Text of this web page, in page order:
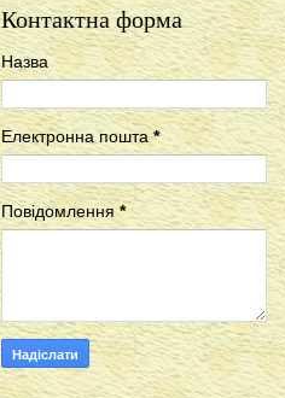
Контактна форма
Назва
Електронна пошта*
Повідомлення *